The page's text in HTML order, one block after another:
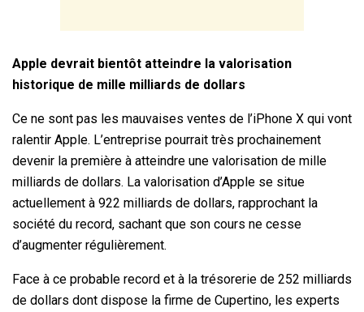
Apple devrait bientôt atteindre la valorisation
historique de mille milliards de dollars
Ce ne sont pas les mauvaises ventes de l’iPhone X qui vont
ralentir Apple. L’entreprise pourrait très prochainement
devenir la première à atteindre une valorisation de mille
milliards de dollars. La valorisation d’Apple se situe
actuellement à 922 milliards de dollars, rapprochant la
société du record, sachant que son cours ne cesse
d’augmenter régulièrement.
Face à ce probable record et à la trésorerie de 252 milliards
de dollars dont dispose la firme de Cupertino, les experts